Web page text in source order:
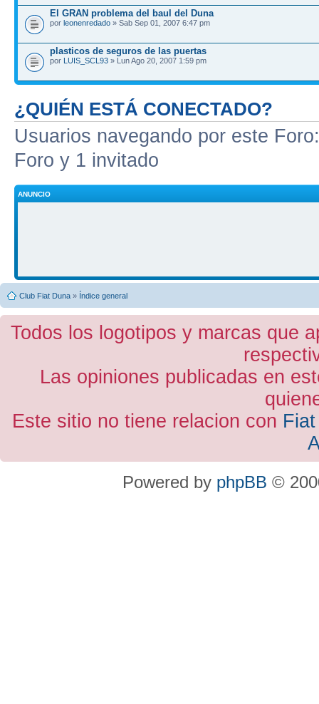
El GRAN problema del baul del Duna
por leonenredado » Sab Sep 01, 2007 6:47 pm
plasticos de seguros de las puertas
por LUIS_SCL93 » Lun Ago 20, 2007 1:59 pm
¿QUIÉN ESTÁ CONECTADO?
Usuarios navegando por este
Foro y 1 invitado
ANUNCIO
Club Fiat Duna » Índice general
Todos los logotipos y marcas que
Las opiniones publicadas en
Este sitio no tiene relacion con
Powered by phpBB ©